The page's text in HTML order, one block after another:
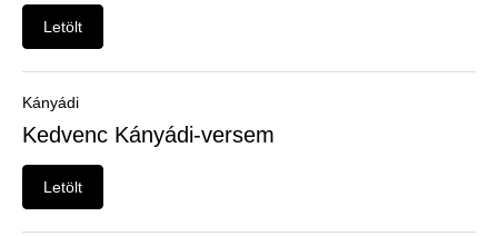
Letölt
Kányádi
Kedvenc Kányádi-versem
Letölt